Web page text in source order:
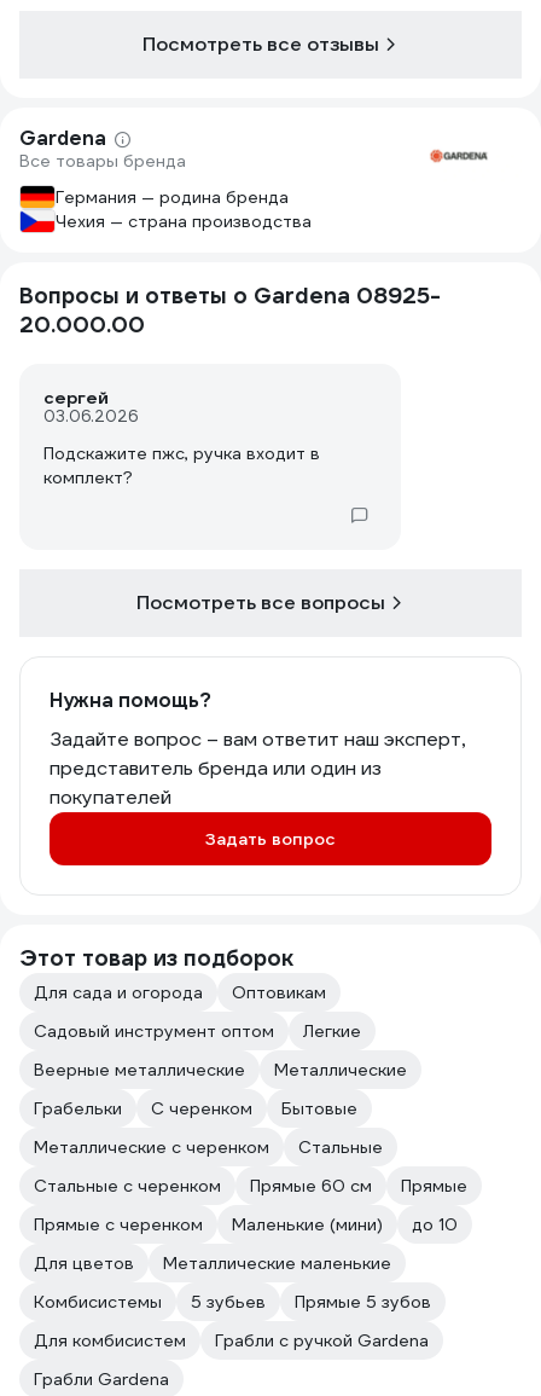
Посмотреть все отзывы
Gardena
Все товары бренда
Германия — родина бренда
Чехия — страна производства
Вопросы и ответы о Gardena 08925-
20.000.00
сергей
03.06.2026
Подскажите пжс, ручка входит в
комплект?
Посмотреть все вопросы
Нужна помощь?
Задайте вопрос – вам ответит наш эксперт,
представитель бренда или один из
покупателей
Задать вопрос
Этот товар из подборок
Для сада и огорода
Оптовикам
Садовый инструмент оптом
Легкие
Веерные металлические
Металлические
Грабельки
С черенком
Бытовые
Металлические с черенком
Стальные
Стальные с черенком
Прямые 60 см
Прямые
Прямые с черенком
Маленькие (мини)
до 10
Для цветов
Металлические маленькие
Комбисистемы
5 зубьев
Прямые 5 зубов
Для комбисистем
Грабли с ручкой Gardena
Грабли Gardena